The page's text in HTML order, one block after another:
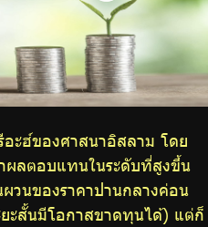
ะฮ์ของศาสนาอิสลาม โดย
ผลตอบแทนในระดับที่สูงขึ้น
วนของราคาปานกลางค่อน
ยะสั้นมีโอกาสขาดทุนได้) แต่ก็